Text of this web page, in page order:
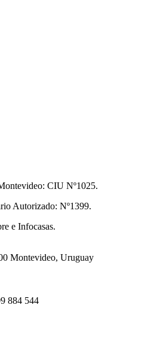
CIU Nº1025.
Autorizado: Nº1399.
e Infocasas.
Montevideo, Uruguay
884 544